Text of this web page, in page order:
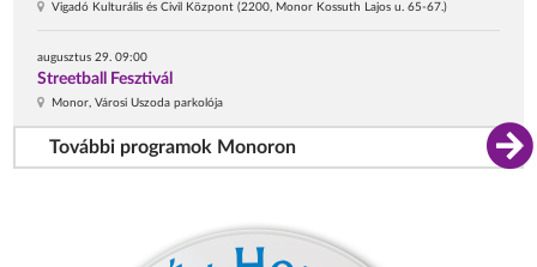
Vigadó Kulturális és Civil Központ (2200, Monor Kossuth Lajos u. 65-67.)
augusztus 29. 09:00
Streetball Fesztivál
Monor, Városi Uszoda parkolója
További programok Monoron